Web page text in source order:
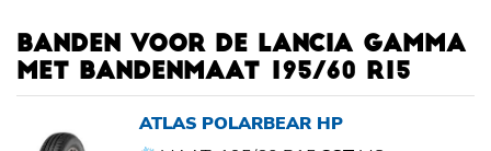
BANDEN VOOR DE LANCIA GAMMA
MET BANDENMAAT 195/60 R15
ATLAS POLARBEAR HP